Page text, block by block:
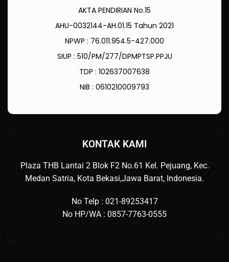
AKTA PENDIRIAN No.15
AHU-0032144-AH.01.15 Tahun 2021
NPWP : 76.011.954.5-427.000
SIUP : 510/PM/277/DPMPTSP.PPJU
TDP : 102637007638
NIB : 0610210009793
KONTAK KAMI
Plaza THB Lantai 2 Blok F2 No.61 Kel. Pejuang, Kec.
Medan Satria, Kota Bekasi,Jawa Barat, Indonesia.
No Telp : 021-89253417
No HP/WA : 0857-7763-0555